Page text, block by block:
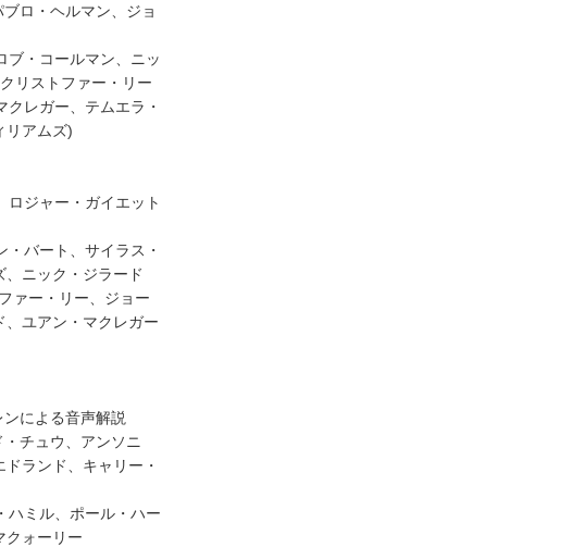
ロ・ヘルマン、ジョ
ブ・コールマン、ニッ
リストファー・リー
レガー、テムエラ・
リアムズ)
ロジャー・ガイエット
バート、サイラス・
ニック・ジラード
ァー・リー、ジョー
ユアン・マクレガー
による音声解説
チュウ、アンソニ
ランド、キャリー・
ハミル、ポール・ハー
クォーリー